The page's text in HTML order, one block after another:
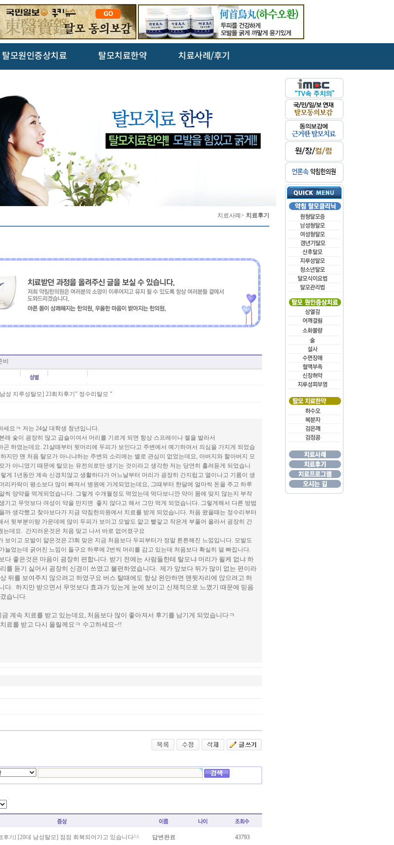
탈모원인증상치료 탈모치료한약 치료사례/후기
치료사례> 치료후기
비
성 지루성탈모] 23회차후기" 정수리탈모 "
세요ㅋ 저는 24살 대학생 청년입니다.
래 숯이 굉장히 많고 곱슬이여서 머리를 기르게 되면 항상 스프레이나 젤을 발라서
곤 하였는데요. 21살때부터 뒷머리에 두피가 보인다고 주변에서 예기하여서 의심을 가지게 되었습
지만 맨 처음 탈모가 아니냐하는 주변의 소리에는 별로 관심이 없었는데요, 아버지와 할아버지 모
가 아니였기 때문에 탈모는 유전의로만 생기는 것이라고 생각한 저는 당연히 흘려듣게 되었습니
게 1년동안 계속 신경치않고 생활하다가 어느날부터 머리가 굉장히 간지럽고 열이나고 기름이 생
리카락이 평소보다 많이 빠져서 병원에 가게되었는데요, 그때부터 한달에 얼마씩 돈을 주고 하루
씩 양약을 먹게되었습니다. 그렇게 수개월정도 먹었는데 먹다보니깐 약이 몸에 맞지 않는지 부작
기고 무엇보다 여성이 약을 만지면 좋지 않다고 해서 그만 먹게 되었습니다. 그렇게해서 다른 방법
까 생각했고 찾아보다가 지금 약침한의원에서 치료를 받게 되었습니다. 처음 왔을때는 정수리부터
서 뒷부분이랑 가운데에 많이 두피가 보이고 모발도 얇고 빨갛고 작은게 부풀어 올라서 굉장히 간
는데요. 간지러운것은 처음 맞고 나서 바로 없어졌구요
보이고 모발이 얇은것은 23회 맞은 지금 처음보다 두피부터가 정말 튼튼해진 느낌입니다. 모발도
늘었는데 굵어진 느낌이 들구요 하루에 2번씩 머리를 감고 있는데 처음보다 확실히 덜 빠집니다.
다 좋은것은 마음이 굉장히 편합니다. 받기 전에는 사람들한테 탈모냐 머리가 욀케 없냐 하
를 듣기 싫어서 굉장히 신경이 쓰였고 불편하였습니다. 제가 앞보다 뒤가 많이 없는 편이라
뒤를 보여주지 않으려고 하였구요 버스 탈때에도 항상 왼만하면 맨뒷자리에 앉으려고 하
다. 하지만 받으면서 무엇보다 효과가 있는게 눈에 보이고 신체적으로 느꼈기 때문에 믿음
습니다.
금 계속 치료를 받고 있는데요, 처음보다 많이 좋아져서 후기를 남기게 되었습니다ㅋ
료를 받고 다시 올릴께요ㅋ 수고하세요~!!
후기 ] [20대 남성탈모] 점점 회복되어가고 있습니다^^ 답변완료 43793